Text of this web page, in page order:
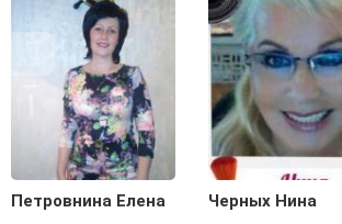
Петровнина Елена Черных Нина